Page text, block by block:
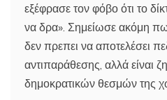
εξέφρασε τον φόβο ότι το
να δρα». Σημείωσε ακόμη
δεν πρεπει να αποτελέσει
αντιπαράθεσης, αλλά είναι
δημοκρατικών θεσμών της